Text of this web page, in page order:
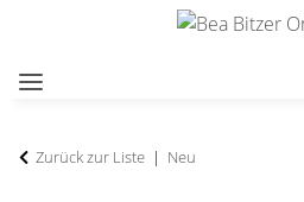
Zurück zur Liste Neu